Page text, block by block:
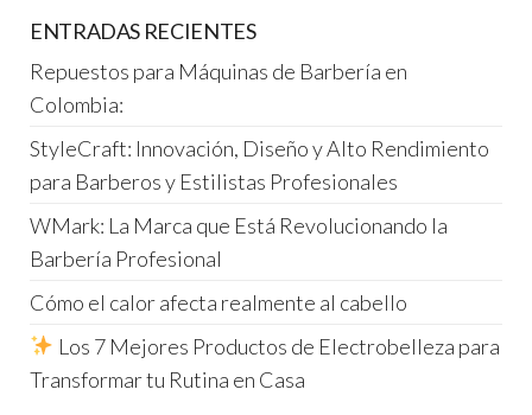
ENTRADAS RECIENTES
Repuestos para Máquinas de Barbería en
Colombia:
StyleCraft: Innovación, Diseño y Alto Rendimiento
para Barberos y Estilistas Profesionales
WMark: La Marca que Está Revolucionando la
Barbería Profesional
Cómo el calor afecta realmente al cabello
Los 7 Mejores Productos de Electrobelleza para
Transformar tu Rutina en Casa